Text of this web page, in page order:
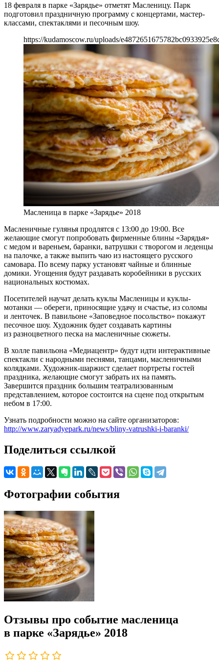
18 февраля в парке «Зарядье» отметят Масленицу. Парк
подготовил праздничную программу с концертами, мастер-
классами, спектаклями и песочным шоу.
https://kudamoscow.ru/uploads/
Масленица в парке «Зарядье» 2018
Масленичные гулянья продлятся с 13:00 до 19:00. Все
желающие смогут попробовать фирменные блины «Зарядья»
с медом и вареньем, баранки, ватрушки с творогом и леденцы
на палочке, а также выпить чаю из настоящего русского
самовара. По всему парку установят чайные и блинные
домики. Угощения будут раздавать коробейники в русских
национальных костюмах.
Посетителей научат делать куклы Масленицы и куклы-
мотанки — обереги, приносящие удачу и счастье, из соломы
и ленточек. В павильоне «Заповедное посольство» покажут
песочное шоу. Художник будет создавать картины
из разноцветного песка на масленичные сюжеты.
В холле павильона «Медиацентр» будут идти интерактивные
спектакли с народными песнями, танцами, масленичными
колядками. Художник-шаржист сделает портреты гостей
праздника, желающие смогут забрать их на память.
Завершится праздник большим театрализованным
представлением, которое состоится на сцене под открытым
небом в 17:00.
Узнать подробности можно на сайте организаторов:
http://www.zaryadyepark.ru/news/bliny-vatrushki-i-baranki/
Поделиться ссылкой
Фотографии события
Отзывы про событие масленица
в парке «Зарядье» 2018